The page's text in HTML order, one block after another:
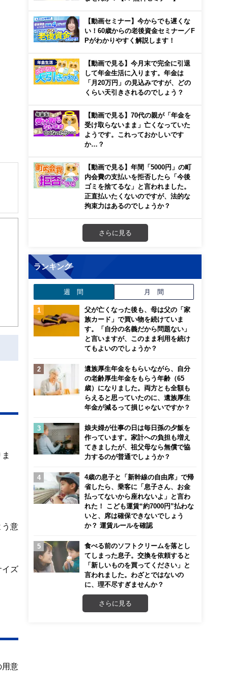
う意
イズ
用意
【動画セミナー】今からでも遅くな
い！60歳からの老後資金セミナー／F
Pがわかりやすく解説します！
【動画で見る】今月末で完全に引退
して年金生活に入ります。年金は
「月20万円」の見込みですが、どの
くらい天引きされるのでしょう？
【動画で見る】70代の親が「年金を
受け取らないまま」亡くなっていた
ようです。これっておかしいです
か…？
【動画で見る】年間「5000円」の町
内会費の支払いを拒否したら「今後
ゴミを捨てるな」と言われました。
正直払いたくないのですが、法的な
拘束力はあるのでしょうか？
さらに見る
ランキング
週 間 月 間
父が亡くなった後も、母は父の「家
族カード」で買い物を続けていま
す。「自分の名義だから問題ない」
と言いますが、このまま利用を続け
てもよいのでしょうか？
遺族厚生年金をもらいながら、自分
の老齢厚生年金をもらう年齢（65
歳）になりました。両方とも全額も
らえると思っていたのに、遺族厚生
年金が減るって損じゃないですか？
娘夫婦が仕事の日は毎日孫の夕飯を
作っています。家計への負担も増え
てきましたが、祖父母なら無償で協
力するのが普通でしょうか？
4歳の息子と「新幹線の自由席」で帰
省したら、乗客に「息子さん、お金
払ってないから座れないよ」と言わ
れた！ こども運賃“約7000円”払わな
いと、席は確保できないでしょう
か？ 運賃ルールを確認
食べる前のソフトクリームを落とし
てしまった息子。交換を依頼すると
「新しいものを買ってください」と
言われました。わざとではないの
に、理不尽すぎませんか？
さらに見る